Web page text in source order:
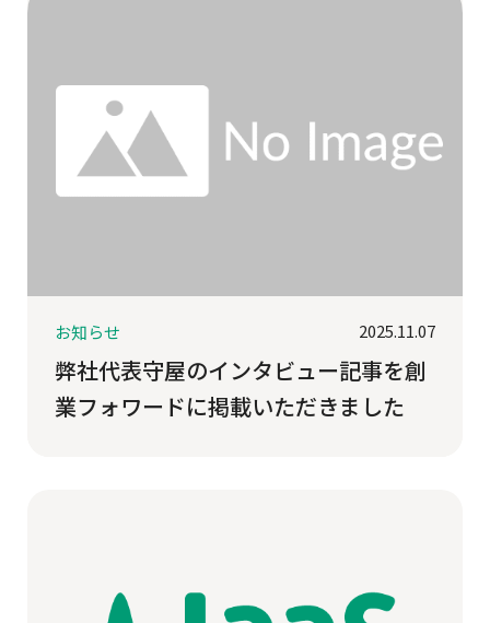
お知らせ 2025.11.07
弊社代表守屋のインタビュー記事を創
業フォワードに掲載いただきました